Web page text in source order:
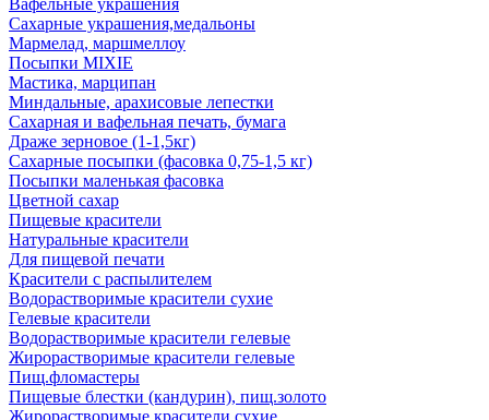
Вафельные украшения
Сахарные украшения,медальоны
Мармелад, маршмеллоу
Посыпки MIXIE
Мастика, марципан
Миндальные, арахисовые лепестки
Сахарная и вафельная печать, бумага
Драже зерновое (1-1,5кг)
Сахарные посыпки (фасовка 0,75-1,5 кг)
Посыпки маленькая фасовка
Цветной сахар
Пищевые красители
Натуральные красители
Для пищевой печати
Красители с распылителем
Водорастворимые красители сухие
Гелевые красители
Водорастворимые красители гелевые
Жирорастворимые красители гелевые
Пищ.фломастеры
Пищевые блестки (кандурин), пищ.золото
Жирорастворимые красители сухие